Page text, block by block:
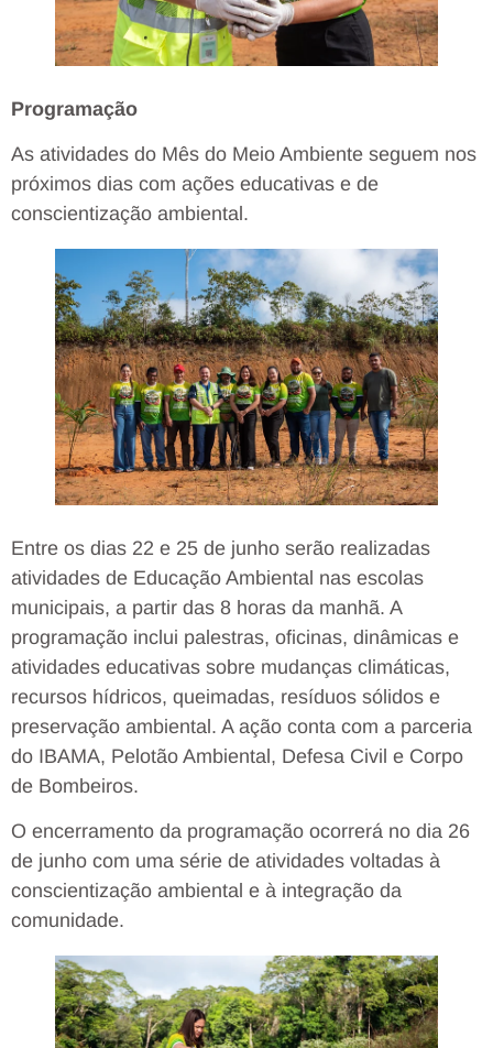
Programação
As atividades do Mês do Meio Ambiente seguem nos
próximos dias com ações educativas e de
conscientização ambiental.
Entre os dias 22 e 25 de junho serão realizadas
atividades de Educação Ambiental nas escolas
municipais, a partir das 8 horas da manhã. A
programação inclui palestras, oficinas, dinâmicas e
atividades educativas sobre mudanças climáticas,
recursos hídricos, queimadas, resíduos sólidos e
preservação ambiental. A ação conta com a parceria
do IBAMA, Pelotão Ambiental, Defesa Civil e Corpo
de Bombeiros.
O encerramento da programação ocorrerá no dia 26
de junho com uma série de atividades voltadas à
conscientização ambiental e à integração da
comunidade.